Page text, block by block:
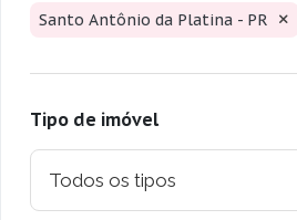
Santo Antônio da Platina - PR
Tipo de imóvel
Todos os tipos